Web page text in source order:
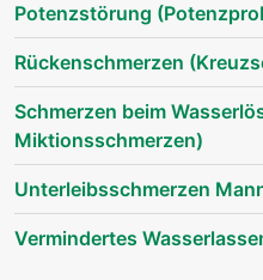
Potenzstörung
Rückenschmerzen
Schmerzen beim
Miktionsschmerzen)
Unterleibsschmerzen
Vermindertes